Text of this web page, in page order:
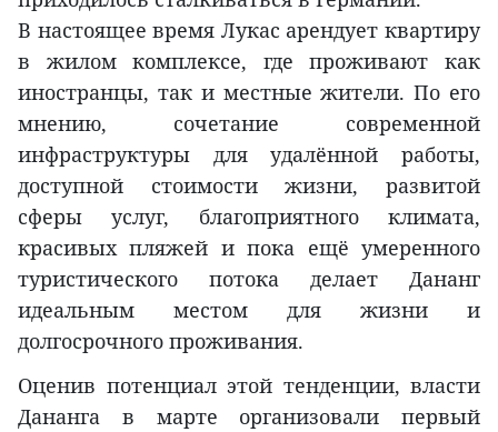
В настоящее время Лукас арендует квартиру
в жилом комплексе, где проживают как
иностранцы, так и местные жители. По его
мнению, сочетание современной
инфраструктуры для удалённой работы,
доступной стоимости жизни, развитой
сферы услуг, благоприятного климата,
красивых пляжей и пока ещё умеренного
туристического потока делает Дананг
идеальным местом для жизни и
долгосрочного проживания.
Оценив потенциал этой тенденции, власти
Дананга в марте организовали первый